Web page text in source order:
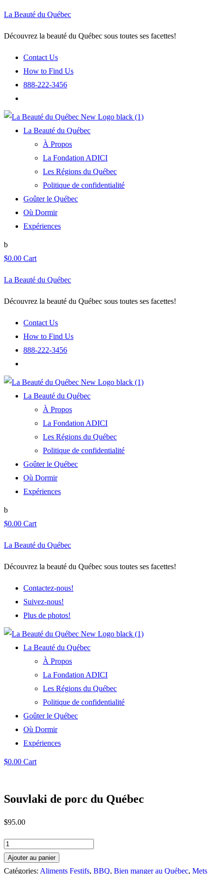
La Beauté du Québec
Découvrez la beauté du Québec sous toutes ses facettes!
Contact Us
How to Find Us
888-222-3456
La Beauté du Québec
À Propos
La Fondation ADICI
Les Régions du Québec
Politique de confidentialité
Goûter le Québec
Où Dormir
Expériences
$0.00 Cart
La Beauté du Québec
Découvrez la beauté du Québec sous toutes ses facettes!
Contact Us
How to Find Us
888-222-3456
La Beauté du Québec
À Propos
La Fondation ADICI
Les Régions du Québec
Politique de confidentialité
Goûter le Québec
Où Dormir
Expériences
$0.00 Cart
La Beauté du Québec
Découvrez la beauté du Québec sous toutes ses facettes!
Contactez-nous!
Suivez-nous!
Plus de photos!
La Beauté du Québec
À Propos
La Fondation ADICI
Les Régions du Québec
Politique de confidentialité
Goûter le Québec
Où Dormir
Expériences
$0.00 Cart
Souvlaki de porc du Québec
$95.00
quantité
de
Souvlaki
Ajouter au panier
Catégories: Aliments Festifs, BBQ, Bien manger au Québec, Mets